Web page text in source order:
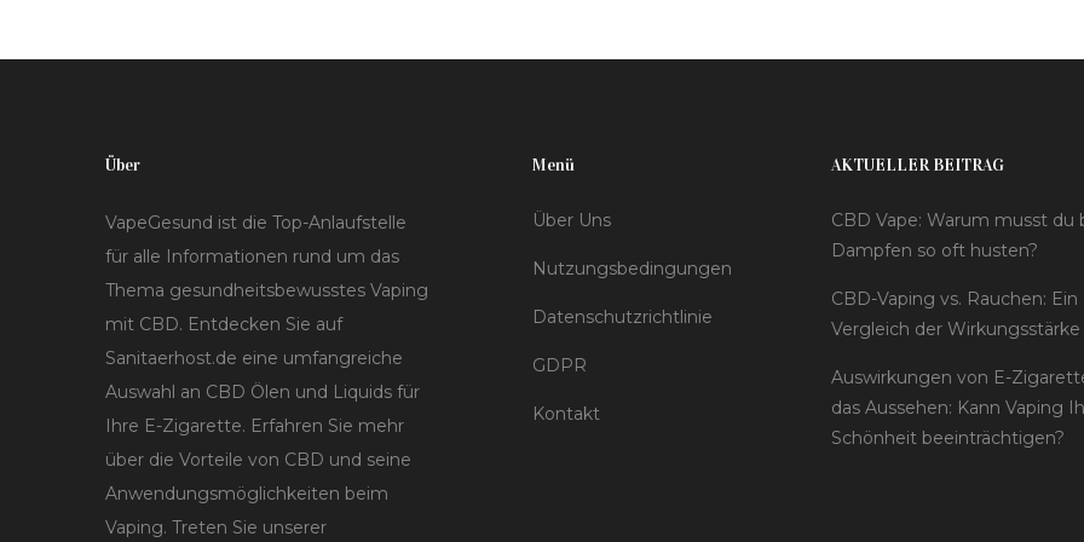
Über
VapeGesund ist die Top-Anlaufstelle
für alle Informationen rund um das
Thema gesundheitsbewusstes Vaping
mit CBD. Entdecken Sie auf
Sanitaerhost.de eine umfangreiche
Auswahl an CBD Ölen und Liquids für
Ihre E-Zigarette. Erfahren Sie mehr
über die Vorteile von CBD und seine
Anwendungsmöglichkeiten beim
Vaping. Treten Sie unserer
Menü
Über Uns
Nutzungsbedingungen
Datenschutzrichtlinie
GDPR
Kontakt
AKTUELLER BEITRAG
CBD Vape: Warum musst du
Dampfen so oft husten?
CBD-Vaping vs. Rauchen: Ein
Vergleich der Wirkungsstärke
Auswirkungen von E-
das Aussehen: Kann Vaping
Schönheit beeinträchtigen?